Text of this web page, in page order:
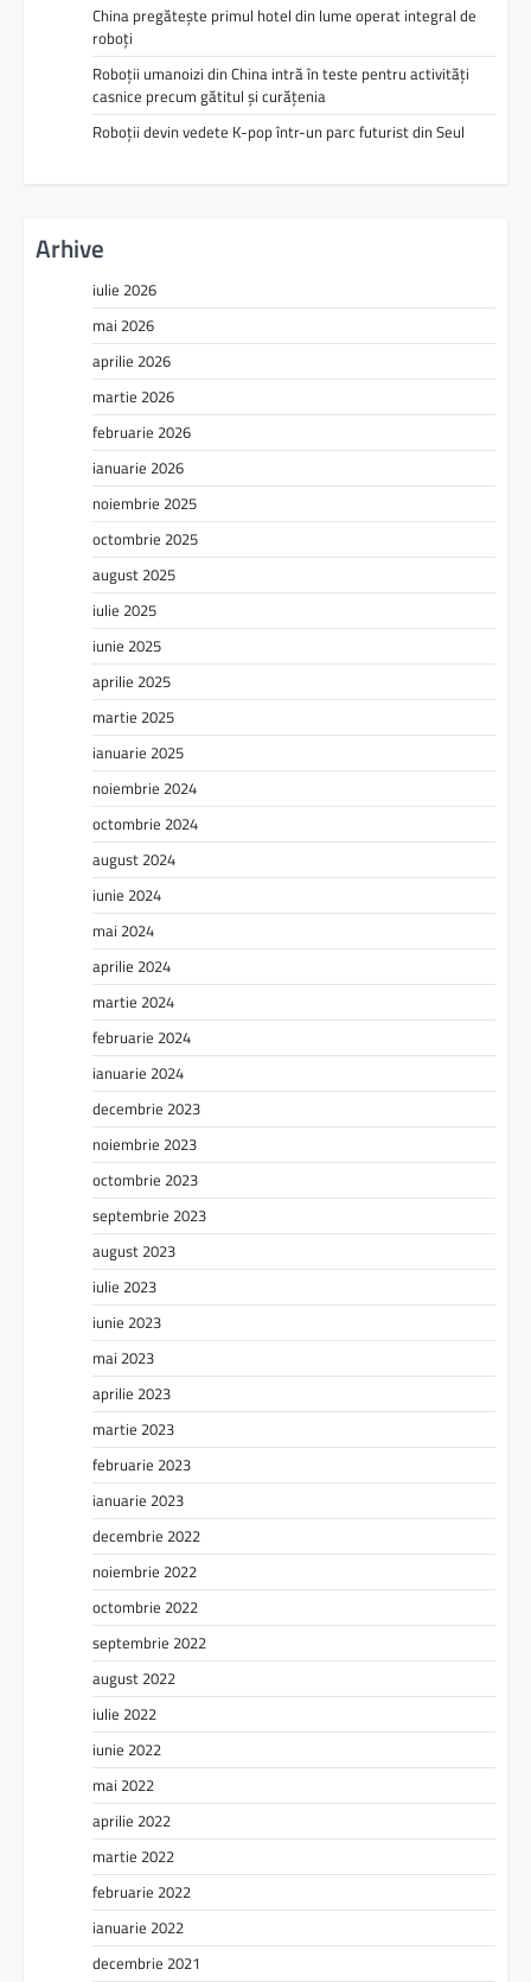
China pregătește primul hotel din lume operat integral de
roboți
Roboții umanoizi din China intră în teste pentru activități
casnice precum gătitul și curățenia
Roboții devin vedete K-pop într-un parc futurist din Seul
Arhive
iulie 2026
mai 2026
aprilie 2026
martie 2026
februarie 2026
ianuarie 2026
noiembrie 2025
octombrie 2025
august 2025
iulie 2025
iunie 2025
aprilie 2025
martie 2025
ianuarie 2025
noiembrie 2024
octombrie 2024
august 2024
iunie 2024
mai 2024
aprilie 2024
martie 2024
februarie 2024
ianuarie 2024
decembrie 2023
noiembrie 2023
octombrie 2023
septembrie 2023
august 2023
iulie 2023
iunie 2023
mai 2023
aprilie 2023
martie 2023
februarie 2023
ianuarie 2023
decembrie 2022
noiembrie 2022
octombrie 2022
septembrie 2022
august 2022
iulie 2022
iunie 2022
mai 2022
aprilie 2022
martie 2022
februarie 2022
ianuarie 2022
decembrie 2021